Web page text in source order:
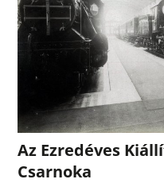
Az Ezredéves
Csarnoka